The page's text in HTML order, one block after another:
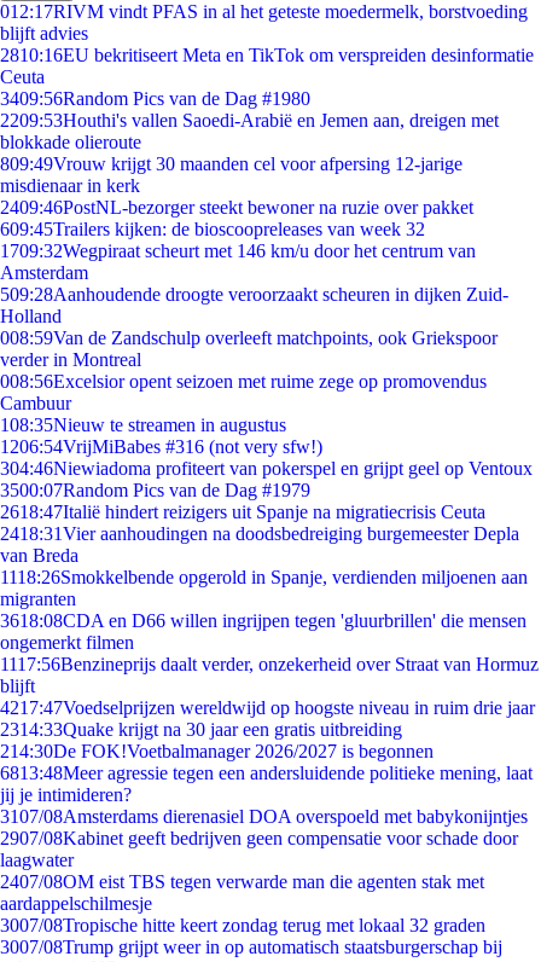
012:17RIVM vindt PFAS in al het geteste moedermelk, borstvoeding
blijft advies
2810:16EU bekritiseert Meta en TikTok om verspreiden desinformatie
Ceuta
3409:56Random Pics van de Dag #1980
2209:53Houthi's vallen Saoedi-Arabië en Jemen aan, dreigen met
blokkade olieroute
809:49Vrouw krijgt 30 maanden cel voor afpersing 12-jarige
misdienaar in kerk
2409:46PostNL-bezorger steekt bewoner na ruzie over pakket
609:45Trailers kijken: de bioscoopreleases van week 32
1709:32Wegpiraat scheurt met 146 km/u door het centrum van
Amsterdam
509:28Aanhoudende droogte veroorzaakt scheuren in dijken Zuid-
Holland
008:59Van de Zandschulp overleeft matchpoints, ook Griekspoor
verder in Montreal
008:56Excelsior opent seizoen met ruime zege op promovendus
Cambuur
108:35Nieuw te streamen in augustus
1206:54VrijMiBabes #316 (not very sfw!)
304:46Niewiadoma profiteert van pokerspel en grijpt geel op Ventoux
3500:07Random Pics van de Dag #1979
2618:47Italië hindert reizigers uit Spanje na migratiecrisis Ceuta
2418:31Vier aanhoudingen na doodsbedreiging burgemeester Depla
van Breda
1118:26Smokkelbende opgerold in Spanje, verdienden miljoenen aan
migranten
3618:08CDA en D66 willen ingrijpen tegen 'gluurbrillen' die mensen
ongemerkt filmen
1117:56Benzineprijs daalt verder, onzekerheid over Straat van Hormuz
blijft
4217:47Voedselprijzen wereldwijd op hoogste niveau in ruim drie jaar
2314:33Quake krijgt na 30 jaar een gratis uitbreiding
214:30De FOK!Voetbalmanager 2026/2027 is begonnen
6813:48Meer agressie tegen een andersluidende politieke mening, laat
jij je intimideren?
3107/08Amsterdams dierenasiel DOA overspoeld met babykonijntjes
2907/08Kabinet geeft bedrijven geen compensatie voor schade door
laagwater
2407/08OM eist TBS tegen verwarde man die agenten stak met
aardappelschilmesje
3007/08Tropische hitte keert zondag terug met lokaal 32 graden
3007/08Trump grijpt weer in op automatisch staatsburgerschap bij